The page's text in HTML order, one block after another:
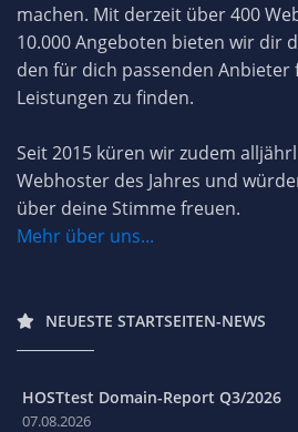
machen. Mit derzeit über 400
10.000 Angeboten bieten wir dir
den für dich passenden Anbieter
Leistungen zu finden.
Seit 2015 küren wir zudem
Webhoster des Jahres und
über deine Stimme freuen.
Mehr über uns...
NEUESTE STARTSEITEN-NEWS
HOSTtest Domain-Report Q3/2026
07.08.2026